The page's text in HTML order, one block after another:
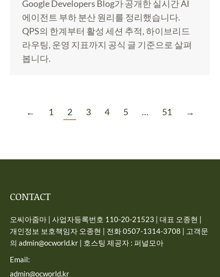
Google Developers Blog가 공개한 실시간 AI
에이전트 부하 분산 원리를 정리했습니다.
QPS의 한계부터 활성 세션 추적, 하이브리드
라우팅, 운영 지표까지 공식 글 기준으로 살펴
봅니다.
← 1 2 3 4 5 … 51 →
CONTACT
오씨아줌마 | 사업자등록번호 110-20-21523 | 대표 오종현 |
개인정보 보호책임자 오종현 | 전화 0507-1314-3708 | 고객문
의 admin@ocworld.kr | 호스팅 제공자 : 퍼널모아
Email:
admin@ocworld.kr